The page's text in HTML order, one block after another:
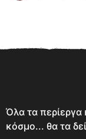
Όλα τα περίεργα
κόσμο... θα τα